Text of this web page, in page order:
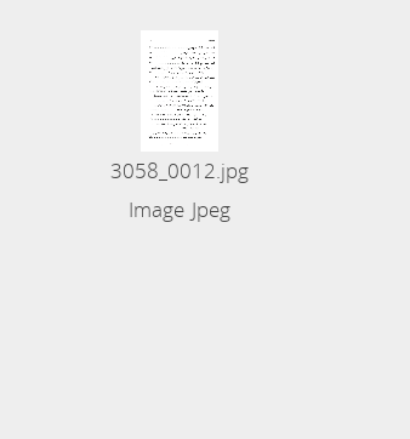
3058_0012.jpg
Image Jpeg